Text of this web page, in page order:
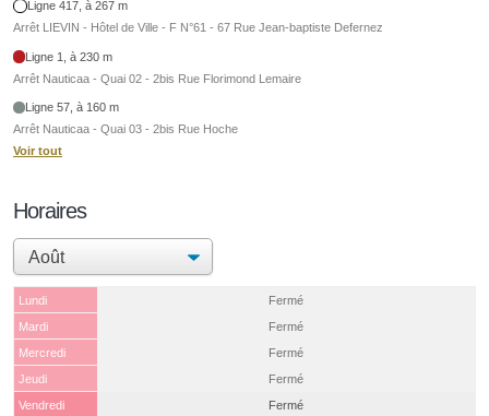
Ligne 417, à 267 m
Arrêt LIEVIN - Hôtel de Ville - F N°61 - 67 Rue Jean-baptiste Defernez
Ligne 1, à 230 m
Arrêt Nauticaa - Quai 02 - 2bis Rue Florimond Lemaire
Ligne 57, à 160 m
Arrêt Nauticaa - Quai 03 - 2bis Rue Hoche
Voir tout
Horaires
Lundi
Fermé
Mardi
Fermé
Mercredi
Fermé
Jeudi
Fermé
Vendredi
Fermé